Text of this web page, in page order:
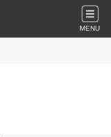
MENU